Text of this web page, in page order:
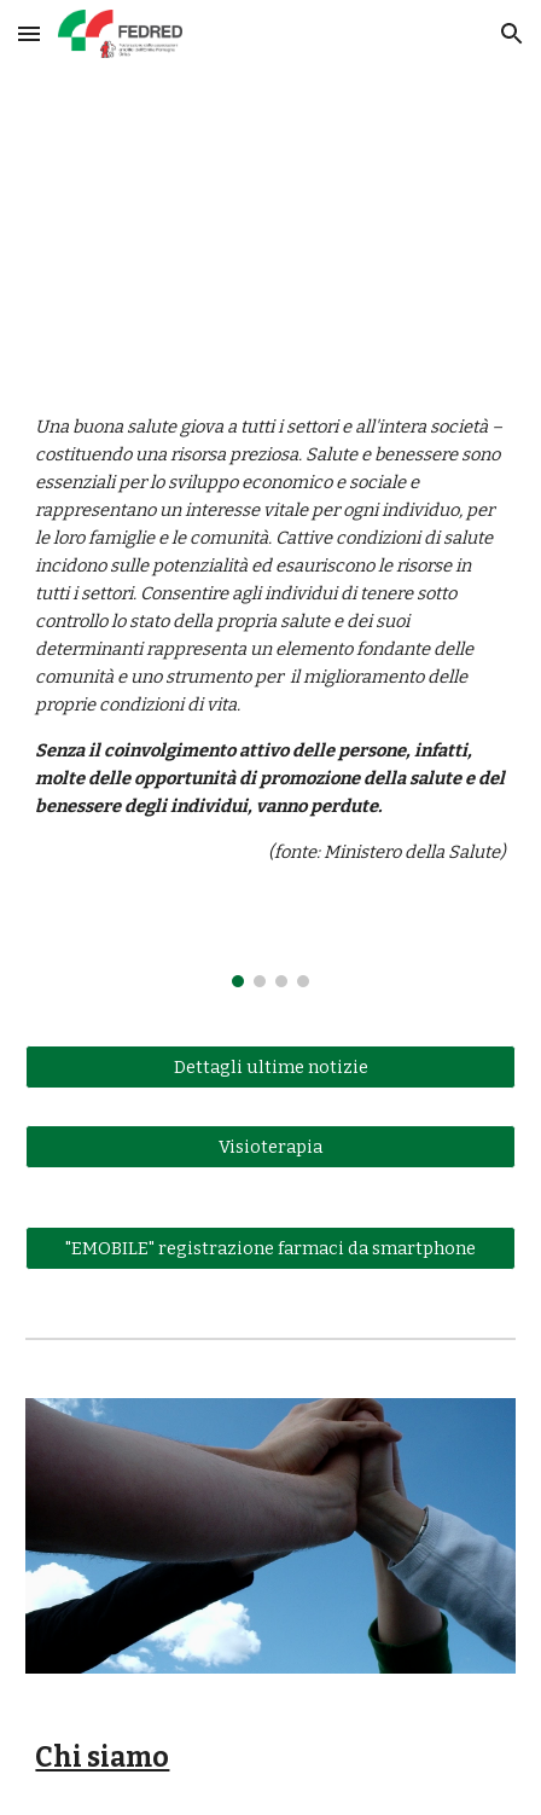
Skip to main content Skip to navigation
Una buona salute giova a tutti i settori e all'intera società –
costituendo una risorsa preziosa. Salute e benessere sono
essenziali per lo sviluppo economico e sociale e
rappresentano un interesse vitale per ogni individuo, per
le loro famiglie e le comunità. Cattive condizioni di salute
incidono sulle potenzialità ed esauriscono le risorse in
tutti i settori. Consentire agli individui di tenere sotto
controllo lo stato della propria salute e dei suoi
determinanti rappresenta un elemento fondante delle
comunità e uno strumento per  il miglioramento delle
proprie condizioni di vita.
Senza il coinvolgimento attivo delle persone, infatti,
molte delle opportunità di promozione della salute e del
benessere degli individui, vanno perdute.
(fonte: Ministero della Salute)
Dettagli ultime notizie
Visioterapia
"EMOBILE" registrazione farmaci da smartphone
Chi siamo